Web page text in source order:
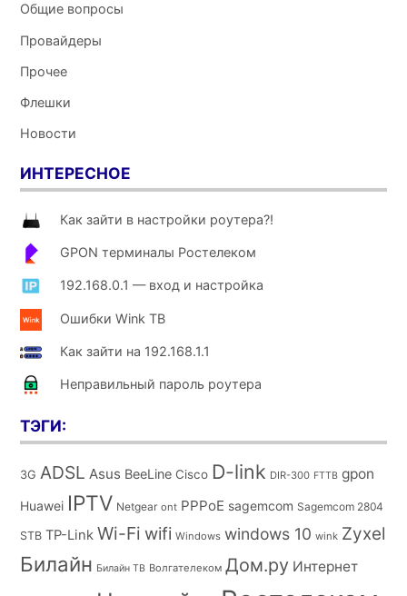
Общие вопросы
Провайдеры
Прочее
Флешки
Новости
ИНТЕРЕСНОЕ
Как зайти в настройки роутера?!
GPON терминалы Ростелеком
192.168.0.1 — вход и настройка
Ошибки Wink ТВ
Как зайти на 192.168.1.1
Неправильный пароль роутера
ТЭГИ:
3G ADSL Asus BeeLine Cisco D-link DIR-300 FTTB gpon
Huawei IPTV Netgear ont PPPoE sagemcom Sagemcom 2804
STB TP-Link Wi-Fi wifi Windows windows 10 wink Zyxel
Билайн Билайн ТВ Волгателеком Дом.ру Интернет